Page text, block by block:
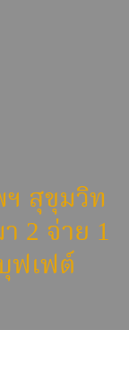
สุขุมวิท
2 จ่าย 1
ฟเฟต์